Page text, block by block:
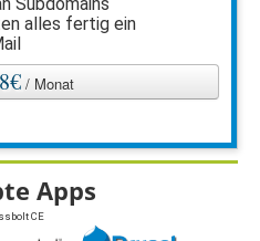
CE
alles fertig ein
/ Monat
Apps